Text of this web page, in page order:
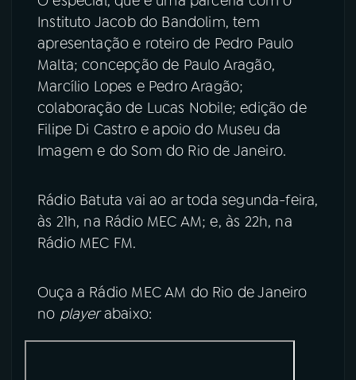
Instituto Jacob do Bandolim, tem
apresentação e roteiro de Pedro Paulo
Malta; concepção de Paulo Aragão,
Marcílio Lopes e Pedro Aragão;
colaboração de Lucas Nobile; edição de
Filipe Di Castro e apoio do Museu da
Imagem e do Som do Rio de Janeiro.
Rádio Batuta vai ao ar toda segunda-feira,
às 21h, na Rádio MEC AM; e, às 22h, na
Rádio MEC FM.
Ouça a Rádio MEC AM do Rio de Janeiro
no playerabaixo: